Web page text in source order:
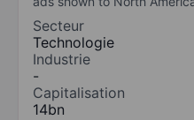
Secteur
Technologie
Industrie
-
Capitalisation
14bn